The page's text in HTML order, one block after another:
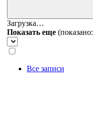
Загрузка…
Показать еще (показано:
Все записи